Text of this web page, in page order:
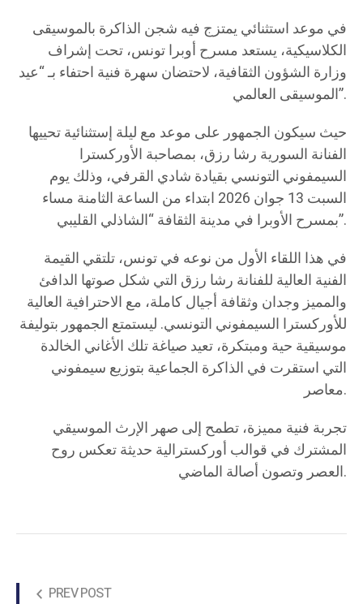
في موعد استثنائي يمتزج فيه شجن الذاكرة بالموسيقى
الكلاسيكية، يستعد مسرح أوبرا تونس، تحت إشراف
وزارة الشؤون الثقافية، لاحتضان سهرة فنية احتفاء بـ “عيد
الموسيقى العالمي”.
حيث سيكون الجمهور على موعد مع ليلة إستثنائية تحييها
الفنانة السورية رشا رزق، بمصاحبة الأوركسترا
السيمفوني التونسي بقيادة شادي القرفي، وذلك يوم
السبت 13 جوان 2026 ابتداء من الساعة الثامنة مساء
بمسرح الأوبرا في مدينة الثقافة “الشاذلي القليبي”.
في هذا اللقاء الأول من نوعه في تونس، تلتقي القيمة
الفنية العالية للفنانة رشا رزق التي شكل صوتها الدافئ
والمميز وجدان وثقافة أجيال كاملة، مع الاحترافية العالية
للأوركسترا السيمفوني التونسي. ليستمتع الجمهور بتوليفة
موسيقية حية ومبتكرة، تعيد صياغة تلك الأغاني الخالدة
التي استقرت في الذاكرة الجماعية بتوزيع سيمفوني
معاصر.
تجربة فنية مميزة، تطمح إلى صهر الإرث الموسيقي
المشترك في قوالب أوركسترالية حديثة تعكس روح
العصر وتصون أصالة الماضي.
PREV POST